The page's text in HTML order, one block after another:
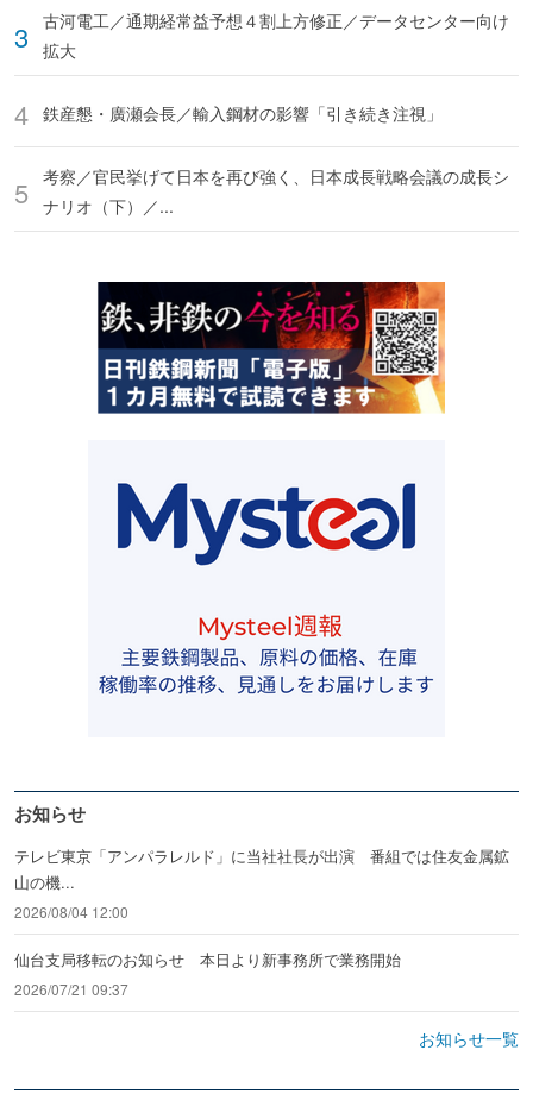
古河電工／通期経常益予想４割上方修正／データセンター向け
拡大
鉄産懇・廣瀬会長／輸入鋼材の影響「引き続き注視」
考察／官民挙げて日本を再び強く、日本成長戦略会議の成長シ
ナリオ（下）／...
お知らせ
テレビ東京「アンパラレルド」に当社社長が出演 番組では住友金属鉱
山の機...
2026/08/04 12:00
仙台支局移転のお知らせ 本日より新事務所で業務開始
2026/07/21 09:37
お知らせ一覧